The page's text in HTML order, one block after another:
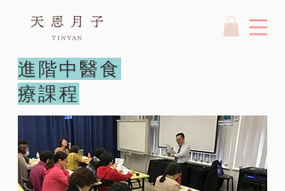
進階中醫食
療課程